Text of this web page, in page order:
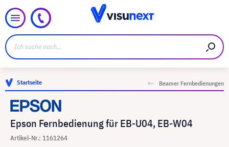
Startseite Beamer Fernbedienungen
Epson Fernbedienung für EB-U04, EB-W04
Artikel-Nr.: 1161264